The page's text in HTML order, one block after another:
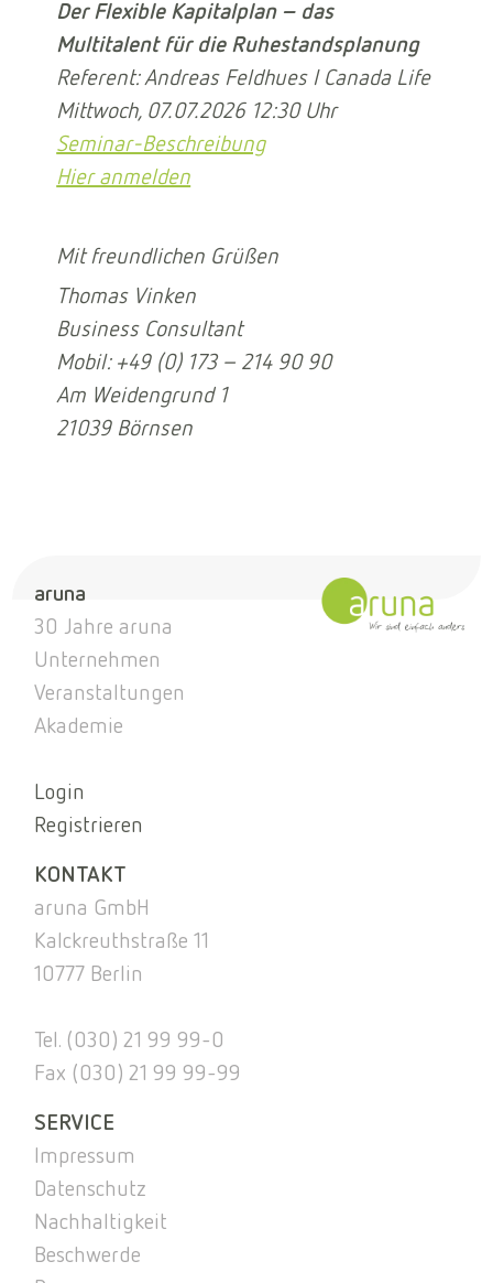
Der Flexible Kapitalplan – das
Multitalent für die Ruhestandsplanung
Referent: Andreas Feldhues I Canada Life
Mittwoch, 07.07.2026 12:30 Uhr
Seminar-Beschreibung
Hier anmelden
Mit freundlichen Grüßen
Thomas Vinken
Business Consultant
Mobil: +49 (0) 173 – 214 90 90
Am Weidengrund 1
21039 Börnsen
aruna
30 Jahre aruna
Unternehmen
Veranstaltungen
Akademie
Login
Registrieren
KONTAKT
aruna GmbH
Kalckreuthstraße 11
10777 Berlin
Tel. (030) 21 99 99-0
Fax (030) 21 99 99-99
SERVICE
Impressum
Datenschutz
Nachhaltigkeit
Beschwerde